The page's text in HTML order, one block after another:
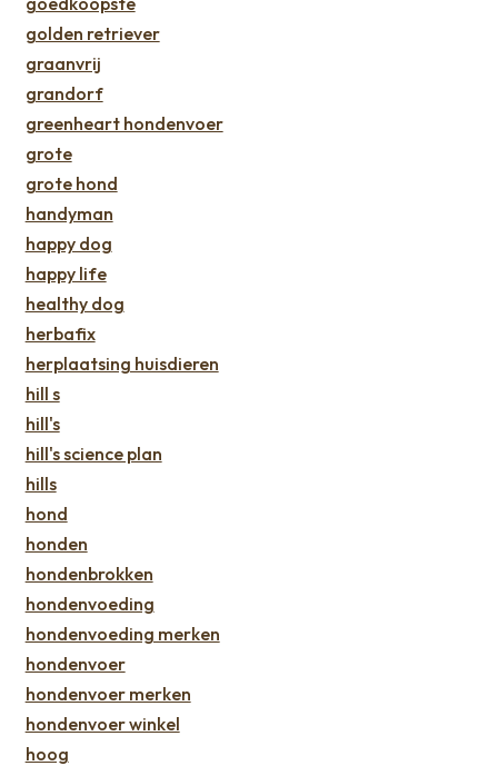
golden retriever
graanvrij
grandorf
greenheart hondenvoer
grote
grote hond
handyman
happy dog
happy life
healthy dog
herbafix
herplaatsing huisdieren
hill s
hill's
hill's science plan
hills
hond
honden
hondenbrokken
hondenvoeding
hondenvoeding merken
hondenvoer
hondenvoer merken
hondenvoer winkel
hoog